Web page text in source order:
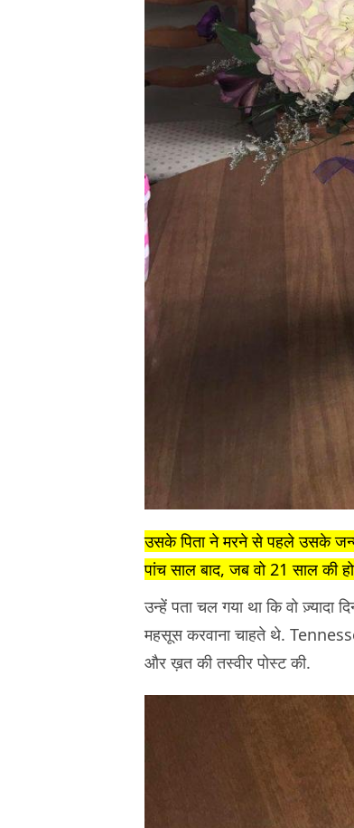
उसके पिता ने मरने से पहले उसके
पांच साल बाद, जब वो 21 साल की
उन्हें पता चल गया था कि वो ज़्यादा
महसूस करवाना चाहते थे.
और ख़त की तस्वीर पोस्ट की.